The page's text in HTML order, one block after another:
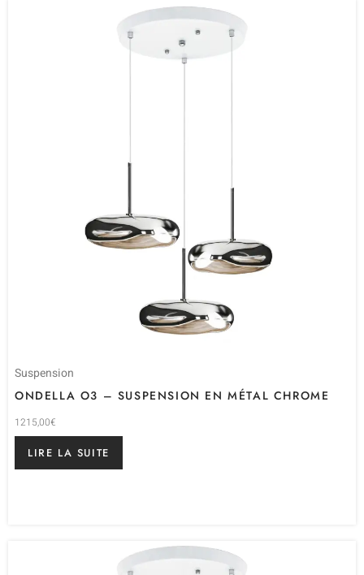
Suspension
ONDELLA O3 – SUSPENSION EN MÉTAL CHROME
1215,00€
LIRE LA SUITE